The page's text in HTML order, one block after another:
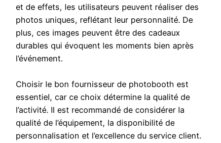
et de effets, les utilisateurs peuvent réaliser des
photos uniques, reflétant leur personnalité. De
plus, ces images peuvent être des cadeaux
durables qui évoquent les moments bien après
l’événement.
Choisir le bon fournisseur de photobooth est
essentiel, car ce choix détermine la qualité de
l’activité. Il est recommandé de considérer la
qualité de l’équipement, la disponibilité de
personnalisation et l’excellence du service client.